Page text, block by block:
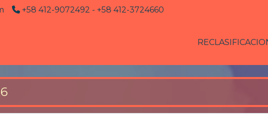
+58 412-9072492 - +58 412-3724660